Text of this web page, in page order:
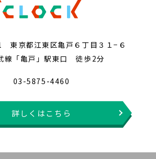
東京都江東区亀戸６丁目３１−６
線「亀戸」駅東口 徒歩2分
03-5875-4460
詳しくはこちら